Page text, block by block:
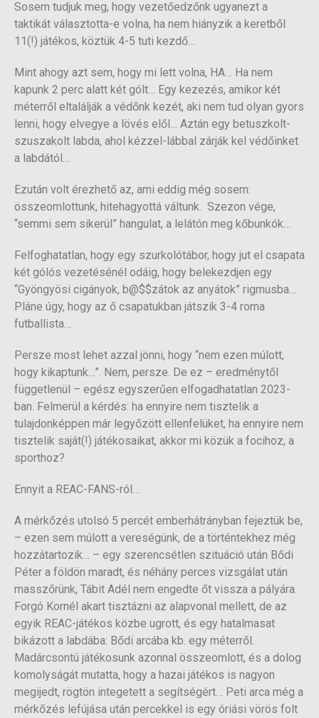
Sosem tudjuk meg, hogy vezetőedzőnk ugyanezt a
taktikát választotta-e volna, ha nem hiányzik a keretből
11(!) játékos, köztük 4-5 tuti kezdő…
Mint ahogy azt sem, hogy mi lett volna, HA… Ha nem
kapunk 2 perc alatt két gólt… Egy kezezés, amikor két
méterről eltalálják a védőnk kezét, aki nem tud olyan gyors
lenni, hogy elvegye a lövés elől… Aztán egy betuszkolt-
szuszakolt labda, ahol kézzel-lábbal zárják kel védőinket
a labdától…
Ezután volt érezhető az, ami eddig még sosem:
összeomlottunk, hitehagyottá váltunk. Szezon vége,
“semmi sem sikerül” hangulat, a lelátón meg kőbunkók…
Felfoghatatlan, hogy egy szurkolótábor, hogy jut el csapata
két gólós vezetésénél odáig, hogy belekezdjen egy
“Gyöngyösi cigányok, b@$$zátok az anyátok” rigmusba…
Pláne úgy, hogy az ő csapatukban játszik 3-4 roma
futballista…
Persze most lehet azzal jönni, hogy “nem ezen múlott,
hogy kikaptunk…”. Nem, persze. De ez – eredménytől
függetlenül – egész egyszerűen elfogadhatatlan 2023-
ban. Felmerül a kérdés: ha ennyire nem tisztelik a
tulajdonképpen már legyőzött ellenfelüket, ha ennyire nem
tisztelik saját(!) játékosaikat, akkor mi közük a focihoz, a
sporthoz?
Ennyit a REAC-FANS-ról…
A mérkőzés utolsó 5 percét emberhátrányban fejeztük be,
– ezen sem múlott a vereségünk, de a történtekhez még
hozzátartozik… – egy szerencsétlen szituáció után Bődi
Péter a földön maradt, és néhány perces vizsgálat után
masszőrünk, Tábit Adél nem engedte őt vissza a pályára.
Forgó Kornél akart tisztázni az alapvonal mellett, de az
egyik REAC-játékos közbe ugrott, és egy hatalmasat
bikázott a labdába: Bődi arcába kb. egy méterről.
Madárcsontú játékosunk azonnal összeomlott, és a dolog
komolyságát mutatta, hogy a hazai játékos is nagyon
megijedt, rögtön integetett a segítségért… Peti arca még a
mérkőzés lefújása után percekkel is egy óriási vörös folt